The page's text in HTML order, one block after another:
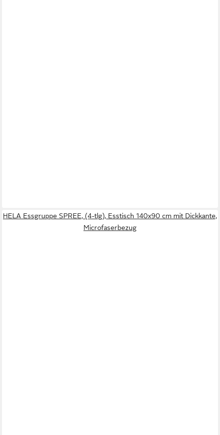
HELA Essgruppe SPREE, (4-tlg), Esstisch 140x90 cm mit Dickkante,
Microfaserbezug